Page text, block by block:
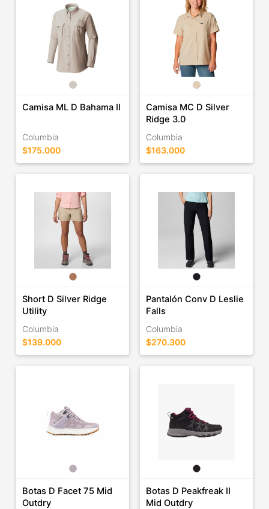
Camisa ML D Bahama II
Columbia
$175.000
Camisa MC D Silver
Ridge 3.0
Columbia
$163.000
Short D Silver Ridge
Utility
Columbia
$139.000
Pantalón Conv D Leslie
Falls
Columbia
$270.300
Botas D Facet 75 Mid
Outdry
Botas D Peakfreak II
Mid Outdry